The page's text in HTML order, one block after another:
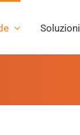
Soluzioni